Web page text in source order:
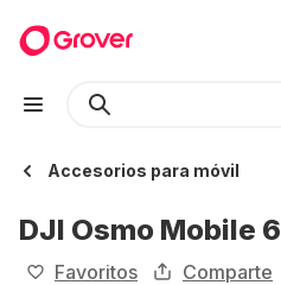
Accesorios para móvil
DJI Osmo Mobile 6
Favoritos Comparte